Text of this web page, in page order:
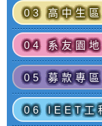
03 高中生區
04 系友園地
05 募款專區
06 IEET工